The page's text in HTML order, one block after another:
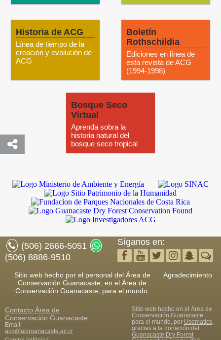
Historia de ACG
Línea de tiempo de la
creación y evolución de
ACG
Boletín
Rothschildia
Ediciones en línea de
esta revista de ACG
(1994-1998)
Bosque Seco
Virtual
Aprenda sobra la
historia natural del
bosque seco tropical
(506) 2666-5051
(506) 8886-9510
Síganos en:
Sitio web hecho por el personal del Área de
Conservación Guanacaste, en el Área de
Conservación Guanacaste, para el mundo.
Agradecimiento
Contacto Área de
Conservación Guanacaste
Email:
acg@acguanacaste.ac.cr
Sitio web hecho en el Área de
Conservación Guanacaste
para el mundo, por Usematics,
gracias a la donación del
Guanacaste Dry Forest